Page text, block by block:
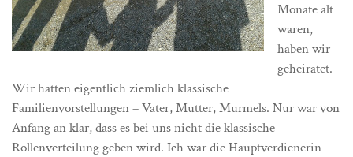
Monate alt
waren,
haben wir
geheiratet.
Wir hatten eigentlich ziemlich klassische
Familienvorstellungen – Vater, Mutter, Murmels. Nur war von
Anfang an klar, dass es bei uns nicht die klassische
Rollenverteilung geben wird. Ich war die Hauptverdienerin